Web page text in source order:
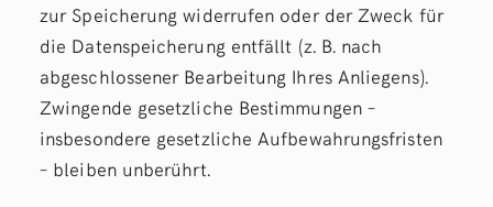
zur Speicherung widerrufen oder der Zweck für
die Datenspeicherung entfällt (z. B. nach
abgeschlossener Bearbeitung Ihres Anliegens).
Zwingende gesetzliche Bestimmungen –
insbesondere gesetzliche Aufbewahrungsfristen
– bleiben unberührt.